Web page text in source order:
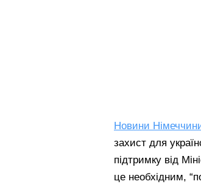
Новини
захист для
підтримку від
це необхідним,